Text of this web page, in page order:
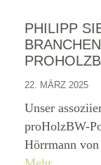
PHILIPP
22. MÄRZ 2025
Unser
proHolzBW-
Hörrmann